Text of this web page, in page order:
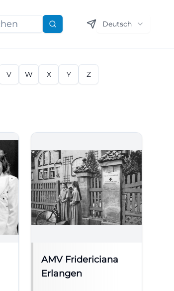
Suchen Deutsch
V W X Y Z
AMV Fridericiana
Erlangen